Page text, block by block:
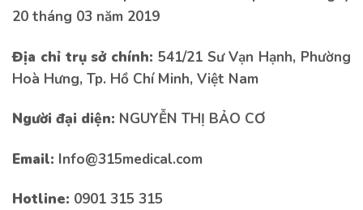
Tiêm chủng nhi
20 tháng 03 năm 2019
Địa chỉ trụ sở chính: 541/21 Sư Vạn Hạnh, Phường
Hoà Hưng, Tp. Hồ Chí Minh, Việt Nam
Người đại diện: NGUYỄN THỊ BẢO CƠ
Email: Info@315medical.com
Hotline: 0901 315 315